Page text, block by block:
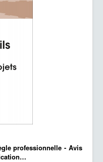
professionnelle - Avis